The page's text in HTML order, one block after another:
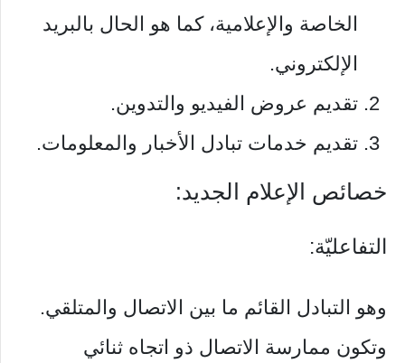
الخاصة والإعلامية، كما هو الحال بالبريد
الإلكتروني.
تقديم عروض الفيديو والتدوين.
تقديم خدمات تبادل الأخبار والمعلومات.
خصائص الإعلام الجديد:
التفاعليّة:
وهو التبادل القائم ما بين الاتصال والمتلقي.
وتكون ممارسة الاتصال ذو اتجاه ثنائي